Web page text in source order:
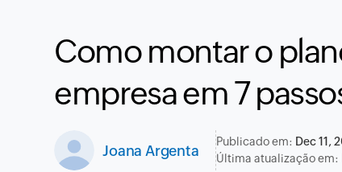
Como montar o
empresa em 7
Joana Argenta
Publicado em: Dec 11,
Última atualização em: